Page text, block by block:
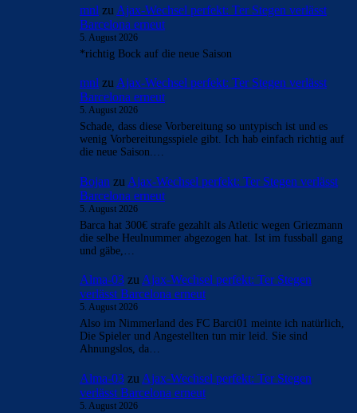
mnl zu Ajax-Wechsel perfekt: Ter Stegen verlässt
Barcelona erneut
5. August 2026
*richtig Bock auf die neue Saison
mnl zu Ajax-Wechsel perfekt: Ter Stegen verlässt
Barcelona erneut
5. August 2026
Schade, dass diese Vorbereitung so untypisch ist und es
wenig Vorbereitungsspiele gibt. Ich hab einfach richtig auf
die neue Saison.…
Bojan zu Ajax-Wechsel perfekt: Ter Stegen verlässt
Barcelona erneut
5. August 2026
Barca hat 300€ strafe gezahlt als Atletic wegen Griezmann
die selbe Heulnummer abgezogen hat. Ist im fussball gang
und gäbe,…
Alma-03 zuAjax-Wechsel perfekt: Ter Stegen
verlässt Barcelona erneut
5. August 2026
Also im Nimmerland des FC Barci01 meinte ich natürlich,
Die Spieler und Angestellten tun mir leid. Sie sind
Ahnungslos, da…
Alma-03 zu Ajax-Wechsel perfekt: Ter Stegen
verlässt Barcelona erneut
5. August 2026